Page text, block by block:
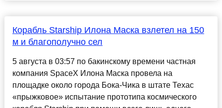
Корабль Starship Илона Маска взлетел на 150
м и благополучно сел
5 августа в 03:57 по бакинскому времени частная
компания SpaceX Илона Маска провела на
площадке около города Бока-Чика в штате Техас
«прыжковое» испытание прототипа космического